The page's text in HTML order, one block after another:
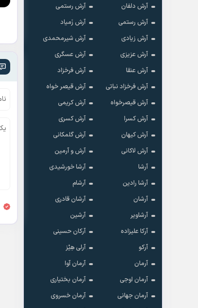
آرش دلفان
آرش رستمى
آرش رستمی
آرش زَمیاد
آرش زیادی
آرش شیرمحمدی
آرش عزیزی
آرش عسگری
آرش عنقا
آرش فرخزاد
آرش فرخزاد نباتی
آرش قیصر خواه
آرش قیصرخواه
آرش کریمی
آرش کسرا
آرش کسری
آرش کیهان
آرش گلمکانی
آرش لاکانی
آرش و آرمین
آرشا
آرشا خورشیدی
آرشا رادین
آرشام
آرشان
آرشان قادری
آرشاویر
آرشین
آرکا علیزاده
آرکان حسینی
آرکو
آرلی هِیْز
آرمان
آرمان آوا
آرمان اوجی
آرمان بختیاری
آرمان جهانی
آرمان خسروی